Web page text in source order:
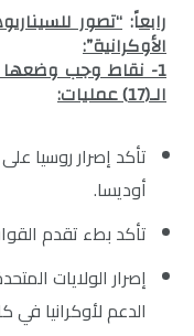
رابعاً: “تصور
الأوكرانية”:
1- نقاط وجب وضعها
الـ(17) عمليات
:
تأكد إصرار روسيا
أوديسا.
تأكد بطء تقدم
إصرار الولايات
الدعم لأوكرانيا في